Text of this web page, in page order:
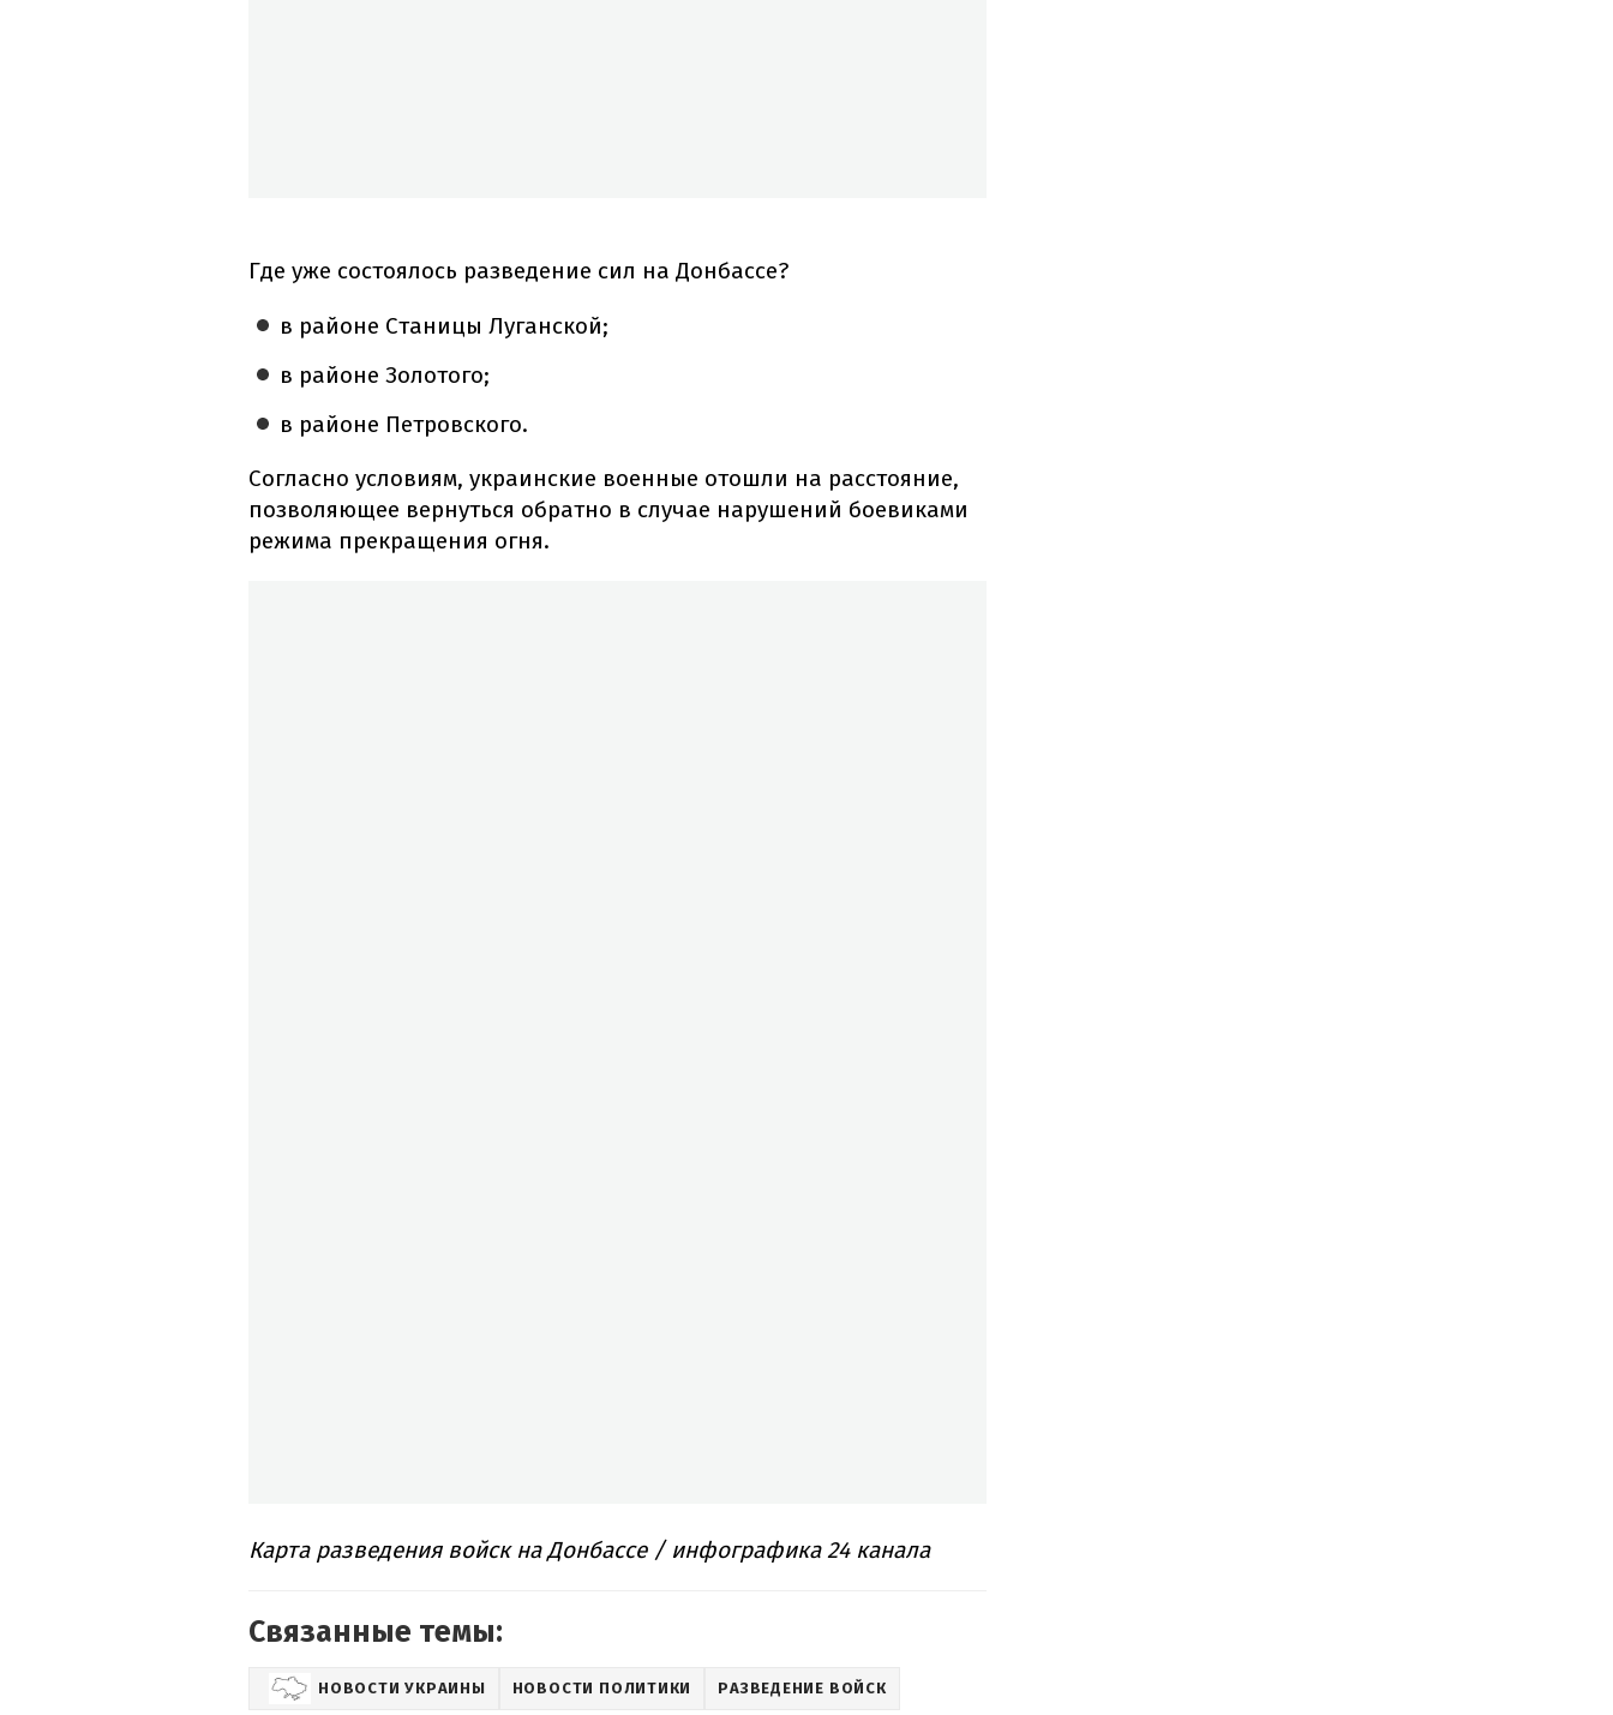
Где уже состоялось разведение сил на Донбассе?
в районе Станицы Луганской;
в районе Золотого;
в районе Петровского.
Согласно условиям, украинские военные отошли на расстояние,
позволяющее вернуться обратно в случае нарушений боевиками
режима прекращения огня.
Карта разведения войск на Донбассе / инфографика 24 канала
Связанные темы:
НОВОСТИ УКРАИНЫ НОВОСТИ ПОЛИТИКИ РАЗВЕДЕНИЕ ВОЙСК